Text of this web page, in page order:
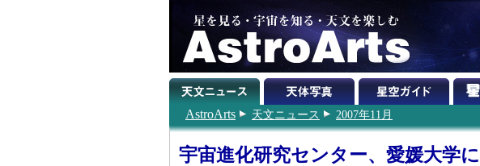
AstroArts 天文ニュース 2007年11月
宇宙進化研究センター、愛媛大学